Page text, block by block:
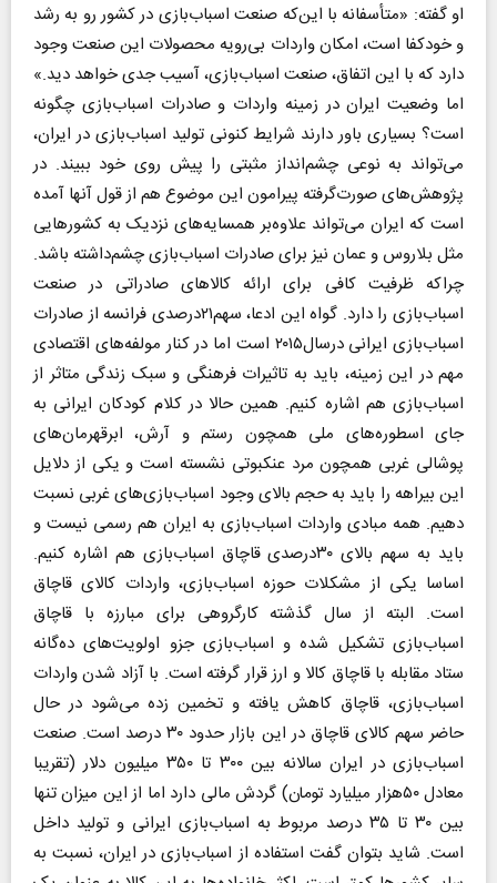
او گفته: «متأسفانه با این‌که صنعت اسباب‌بازی در کشور رو به رشد
و خودکفا است، امکان واردات بی‌رویه محصولات این صنعت وجود
دارد که با این اتفاق، صنعت اسباب‌بازی، آسیب جدی خواهد دید.»
اما وضعیت ایران در زمینه واردات و صادرات اسباب‌بازی چگونه
است؟ بسیاری باور دارند شرایط کنونی تولید اسباب‌بازی در ایران،
می‌تواند به نوعی چشم‌انداز مثبتی را پیش روی خود ببیند. در
پژوهش‌های صورت‌گرفته پیرامون این موضوع هم از قول آنها آمده
است که ایران می‌تواند علاوه‌بر همسایه‌های نزدیک به کشورهایی
مثل بلاروس و عمان نیز برای صادرات اسباب‌بازی چشم‌داشته باشد.
چراکه ظرفیت کافی برای ارائه کالاهای صادراتی در صنعت
اسباب‌بازی را دارد. گواه این ادعا، سهم۲۱درصدی فرانسه از صادرات
اسباب‌بازی ایرانی درسال۲۰۱۵ است اما در کنار مولفه‌های اقتصادی
مهم در این زمینه، باید به تاثیرات فرهنگی و سبک زندگی متاثر از
اسباب‌بازی هم اشاره کنیم. همین حالا در کلام کودکان ایرانی به
جای اسطوره‌های ملی همچون رستم و آرش، ابرقهرمان‌های
پوشالی غربی همچون مرد عنکبوتی نشسته است و یکی از دلایل
این بیراهه را باید به حجم بالای وجود اسباب‌بازی‌های غربی نسبت
دهیم. همه مبادی واردات اسباب‌بازی به ایران هم رسمی نیست و
باید به سهم بالای ۳۰درصدی قاچاق اسباب‌بازی هم اشاره کنیم.
اساسا یکی از مشکلات حوزه اسباب‌بازی، واردات کالای قاچاق
است. البته از سال گذشته کارگروهی برای مبارزه با قاچاق
اسباب‌بازی تشکیل شده و اسباب‌بازی جزو اولویت‌های ده‌گانه
ستاد مقابله با قاچاق کالا و ارز قرار گرفته است. با آزاد شدن واردات
اسباب‌بازی، قاچاق کاهش یافته و تخمین زده می‌شود در حال
حاضر سهم کالای قاچاق در این بازار حدود ۳۰ درصد است. صنعت
اسباب‌بازی در ایران سالانه بین ۳۰۰ تا ۳۵۰ میلیون دلار (تقریبا
معادل ۵۰‌هزار میلیارد تومان) گردش مالی دارد اما از این میزان تنها
بین ۳۰ تا ۳۵ درصد مربوط به اسباب‌بازی ایرانی و تولید داخل
است. شاید بتوان گفت استفاده از اسباب‌بازی در ایران، نسبت به